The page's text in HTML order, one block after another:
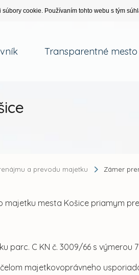
cookie. Používaním tohto webu s tým
Transparentné mesto
a prevodu majetku Zámer
majetku mesta Košice priamym
parc. C KN č. 3009/66 s výmerou
majetkovoprávneho